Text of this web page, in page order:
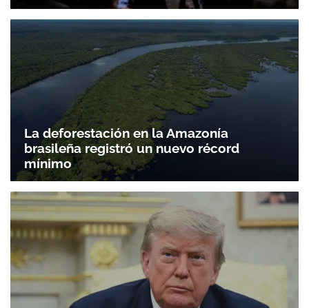
La deforestación en la Amazonía
brasileña registró un nuevo récord
mínimo